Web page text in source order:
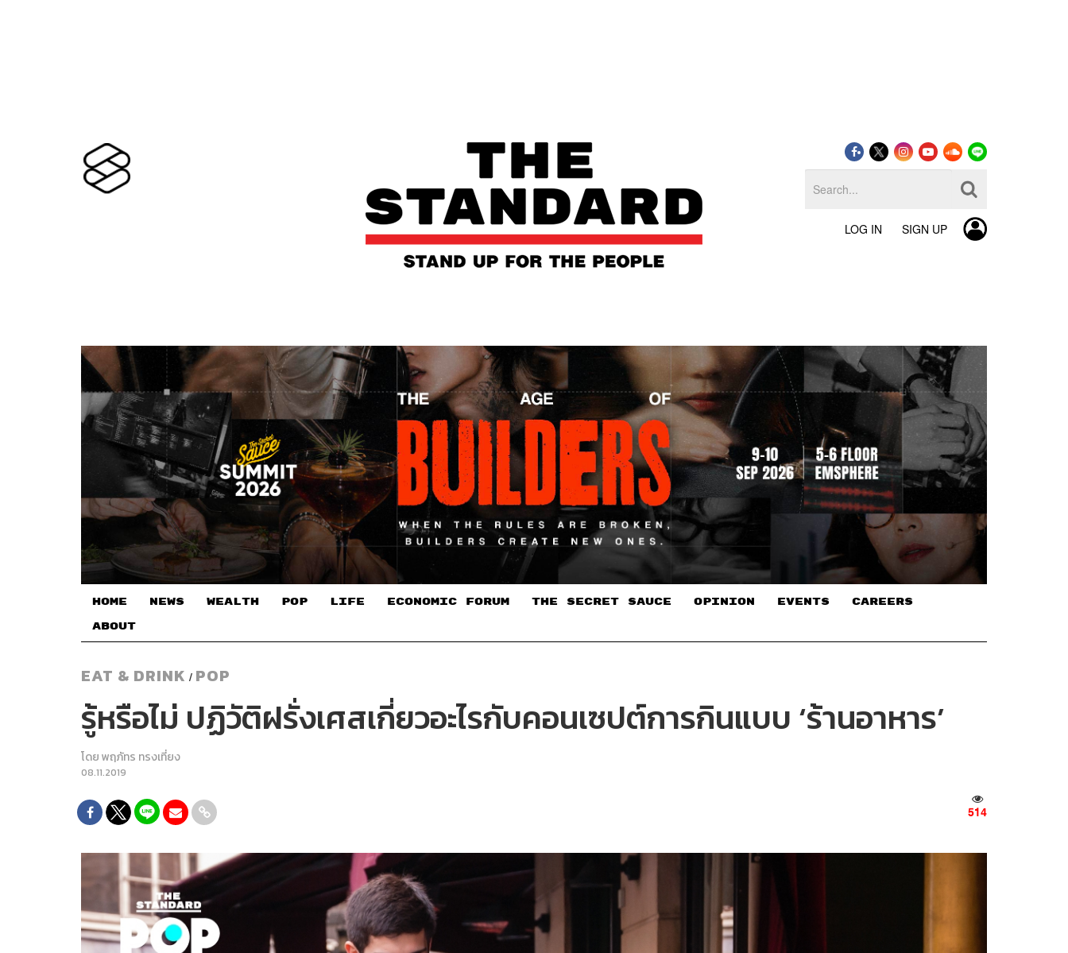
LOG IN SIGN UP
HOME NEWS WEALTH POP LIFE ECONOMIC FORUM THE SECRET SAUCE​ OPINION EVENTS CAREERS
ABOUT
EAT & DRINK / POP
รู้หรือไม่ ปฏิวัติฝรั่งเศสเกี่ยวอะไรกับคอนเซปต์การกินแบบ ‘ร้านอาหาร’
โดยพฤภัทร ทรงเที่ยง
08.11.2019
514